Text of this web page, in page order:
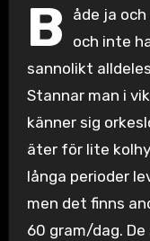
B
åde ja
och inte
sannolikt
Stannar man i
känner sig
äter för lite
långa perioder
men det finns
60 gram/dag.